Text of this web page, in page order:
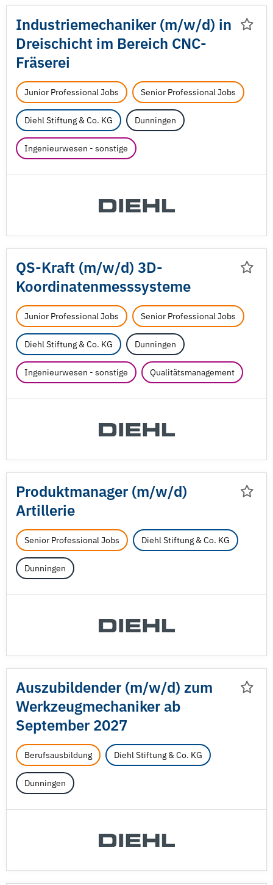
Industriemechaniker (m/w/d) in
Dreischicht im Bereich CNC-
Fräserei
Junior Professional Jobs Senior Professional Jobs
Diehl Stiftung & Co. KG Dunningen
Ingenieurwesen - sonstige
QS-Kraft (m/w/d) 3D-
Koordinatenmesssysteme
Junior Professional Jobs Senior Professional Jobs
Diehl Stiftung & Co. KG Dunningen
Ingenieurwesen - sonstige Qualitätsmanagement
Produktmanager (m/w/d)
Artillerie
Senior Professional Jobs Diehl Stiftung & Co. KG
Dunningen
Auszubildender (m/w/d) zum
Werkzeugmechaniker ab
September 2027
Berufsausbildung Diehl Stiftung & Co. KG
Dunningen